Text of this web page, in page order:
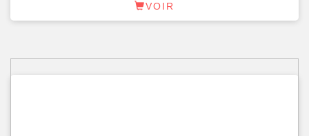
VOIR